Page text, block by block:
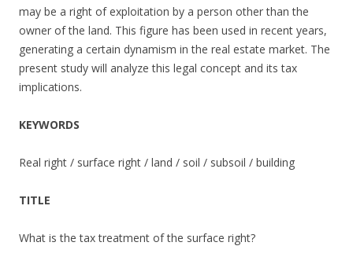
may be a right of exploitation by a person other than the
owner of the land. This figure has been used in recent years,
generating a certain dynamism in the real estate market. The
present study will analyze this legal concept and its tax
implications.
KEYWORDS
Real right / surface right / land / soil / subsoil / building
TITLE
What is the tax treatment of the surface right?